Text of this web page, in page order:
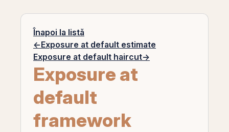
Înapoi la listă
←Exposure at default estimate
Exposure at default haircut→
Exposure at
default
framework